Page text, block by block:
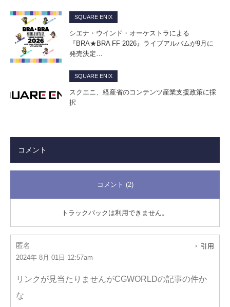
SQUARE ENIX
シエナ・ウインド・オーケストラによる
『BRA★BRA FF 2026』ライブアルバムが9月に
発売決定…
SQUARE ENIX
スクエニ、経産省のコンテンツ産業支援政策に採
択
コメント
コメント (2)
トラックバックは利用できません。
匿名
2024年 8月 01日 12:57am
引用
リンクが見当たりませんがCGWORLDの記事の件か
な